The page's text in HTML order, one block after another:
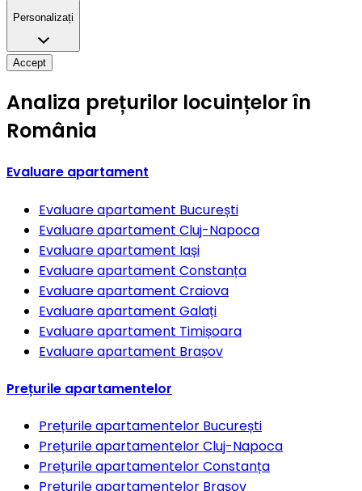
Personalizați
Accept
Analiza prețurilor locuințelor în
România
Evaluare apartament
Evaluare apartament București
Evaluare apartament Cluj-Napoca
Evaluare apartament Iași
Evaluare apartament Constanța
Evaluare apartament Craiova
Evaluare apartament Galați
Evaluare apartament Timișoara
Evaluare apartament Brașov
Prețurile apartamentelor
Prețurile apartamentelor București
Prețurile apartamentelorCluj-Napoca
Prețurile apartamentelorConstanța
Prețurile apartamentelor Brașov